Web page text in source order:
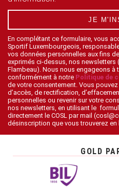
JE
En complétant ce formulaire, vous
Sportif Luxembourgeois,
vos données personnelles aux fins
exprimés ci-dessus, nos newsletters
Flambeau). Nous nous engageons à
conformément à notre Politique de
de votre consentement. Vous
d’accès, de rectification,
personnelles ou revenir sur votre
nos newsletters, en utilisant le
directement le COSL par mail
désinscription que vous trouverez
GOLD